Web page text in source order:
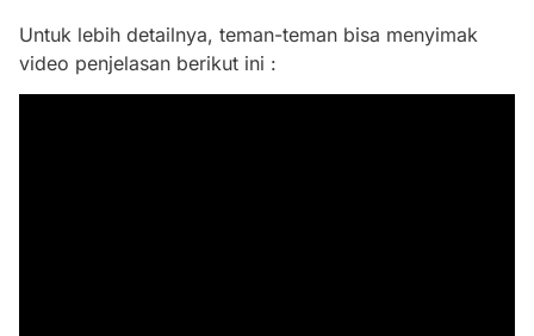
Untuk lebih detailnya, teman-teman bisa menyimak
video penjelasan berikut ini :